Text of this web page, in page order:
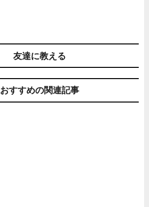
友達に教える
おすすめの関連記事